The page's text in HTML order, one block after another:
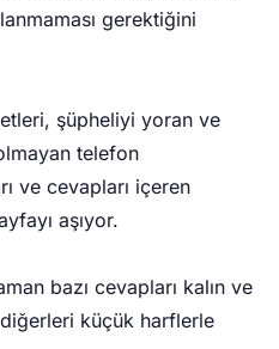
gerektiğini
şüpheliyi yoran ve
telefon
ve cevapları içeren
aşıyor.
bazı cevapları kalın ve
küçük harflerle